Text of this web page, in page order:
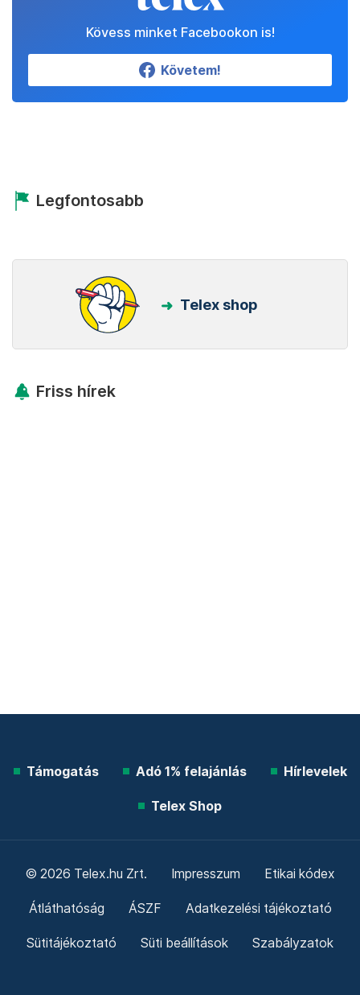
Kövess minket Facebookon is!
Követem!
Legfontosabb
Telex shop
Friss hírek
Támogatás Adó 1% felajánlás Hírlevelek
Telex Shop
© 2026 Telex.hu Zrt. Impresszum Etikai kódex
Átláthatóság ÁSZF Adatkezelési tájékoztató
Sütitájékoztató Süti beállítások Szabályzatok